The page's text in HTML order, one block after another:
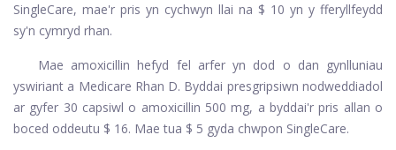
SingleCare, mae'r pris yn cychwyn llai na $ 10 yn y fferyllfeydd
sy'n cymryd rhan.
Mae amoxicillin hefyd fel arfer yn dod o dan gynlluniau
yswiriant a Medicare Rhan D. Byddai presgripsiwn nodweddiadol
ar gyfer 30 capsiwl o amoxicillin 500 mg, a byddai'r pris allan o
boced oddeutu $ 16. Mae tua $ 5 gyda chwpon SingleCare.